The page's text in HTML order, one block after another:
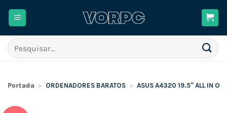
Pesquisar
por:
Portada » ORDENADORES BARATOS » ASUS A4320 19.5″ ALL IN